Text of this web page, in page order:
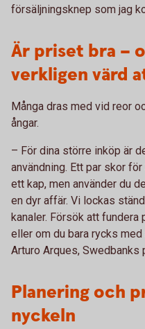
försäljningsknep som jag
Är priset bra –
verkligen värd
Många dras med vid reor
ångar.
– För dina större inköp är
användning. Ett par skor
ett kap, men använder du
en dyr affär. Vi lockas
kanaler. Försök att fundera
eller om du bara rycks
Arturo Arques, Swedbanks
Planering och
nyckeln